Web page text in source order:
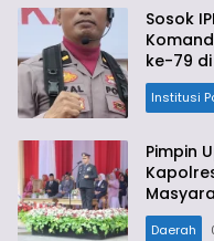
Sosok
ke-79 di
Institusi
Pimpin
Daerah